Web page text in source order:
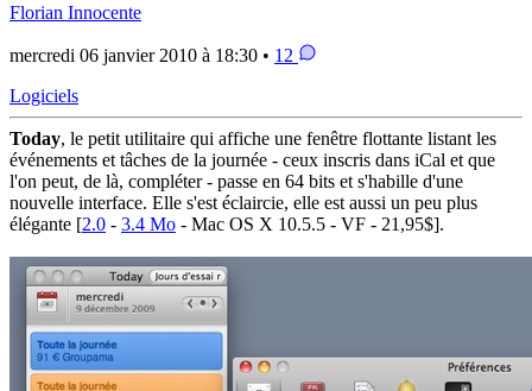
Florian Innocente
mercredi 06 janvier 2010 à 18:30 • 12
Logiciels
Today, le petit utilitaire qui affiche une fenêtre flottante listant les
événements et tâches de la journée - ceux inscris dans iCal et que
l'on peut, de là, compléter - passe en 64 bits et s'habille d'une
nouvelle interface. Elle s'est éclaircie, elle est aussi un peu plus
élégante [2.0 - 3.4 Mo - Mac OS X 10.5.5 - VF - 21,95$].